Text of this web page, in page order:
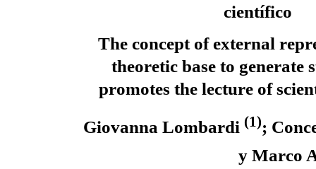
científico
The concept of external
theoretic base to generate
promotes the lecture of
Giovanna Lombardi (1);
y Marco